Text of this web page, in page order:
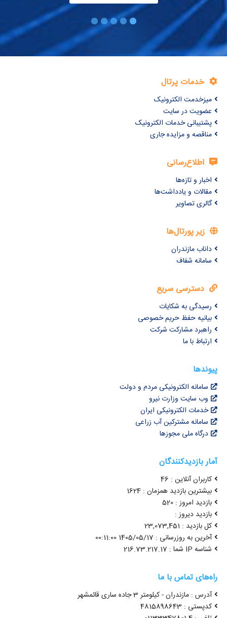
خدمات پرتال
میزخدمت الکترونیک
عضویت در سایت
پشتیبانی خدمات الکترونیک
مناقصه و مزایده جاری
اطلاع‌رسانی
اخبار و تازه‌ها
مقالات و یادداشت‌ها
گالری تصاویر
زیر پورتال‌ها
داناب مازندران
سامانه شفاف
دسترسی سریع
رسیدگی به شکایات
بیانیه حفظ حریم خصوصی
راهبرد مشارکت شرکت
ارتباط با ما
پیوندها
سامانه الکترونیکی مردم و دولت
وب سایت وزارت نیرو
خدمات الکترونیکی ایران
سامانه مشترکین آب زراعی
درگاه ملی مجوزها
آمار بازدیدکنندگان
کاربران آنلاین : 46
بیشترین بازدید همزمان : 1624
بازدید امروز : 520
بازدید دیروز :
کل بازدید : 23,073,451
آخرین به روزرسانی : 1405/05/17 00:11:00
شناسه IP شما : 216.73.217.17
راه‌های تماس با ما
آدرس : مازندران - کیلومتر 3 جاده ساری قائمشهر
کدپستی : 4815898643